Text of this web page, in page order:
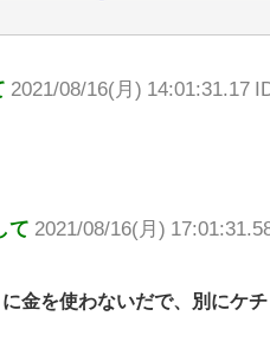
2021/08/16(月) 14:01:31.17
て 2021/08/16(月)
金を使わないだで、別にケチ